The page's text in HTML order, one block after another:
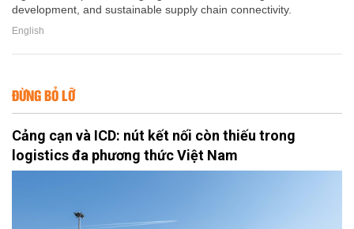
development, and sustainable supply chain connectivity.
English
ĐỪNG BỎ LỠ
Cảng cạn và ICD: nút kết nối còn thiếu trong
logistics đa phương thức Việt Nam